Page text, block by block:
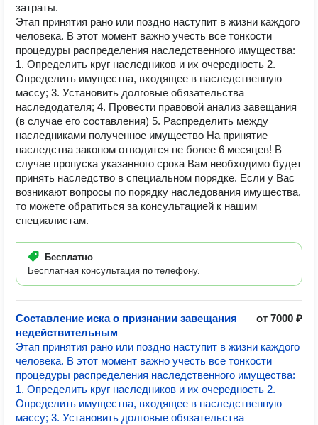
затраты.
Этап принятия рано или поздно наступит в жизни каждого
человека. В этот момент важно учесть все тонкости
процедуры распределения наследственного имущества:
1. Определить круг наследников и их очередность 2.
Определить имущества, входящее в наследственную
массу; 3. Установить долговые обязательства
наследодателя; 4. Провести правовой анализ завещания
(в случае его составления) 5. Распределить между
наследниками полученное имущество На принятие
наследства законом отводится не более 6 месяцев! В
случае пропуска указанного срока Вам необходимо будет
принять наследство в специальном порядке. Если у Вас
возникают вопросы по порядку наследования имущества,
то можете обратиться за консультацией к нашим
специалистам.
Бесплатно
Бесплатная консультация по телефону.
Составление иска о признании завещания
недействительным
от 7000 ₽
Этап принятия рано или поздно наступит в жизни каждого
человека. В этот момент важно учесть все тонкости
процедуры распределения наследственного имущества:
1. Определить круг наследников и их очередность 2.
Определить имущества, входящее в наследственную
массу; 3. Установить долговые обязательства